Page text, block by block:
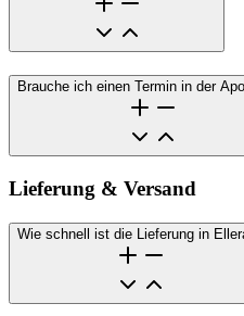
Brauche ich einen Termin in der
Lieferung & Versand
Wie schnell ist die Lieferung in